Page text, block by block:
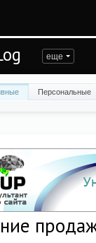
еще
Персональные